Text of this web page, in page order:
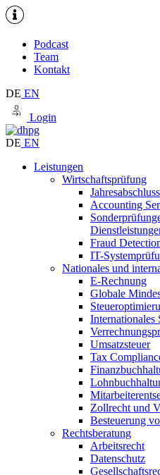
Podcast
Team
Kontakt
DE EN
Login
DE EN
Leistungen
Wirtschaftsprüfung
Accounting
Fraud
IT-
Nationales und
E-Rechnung
Globale
Internationales
Umsatzsteuer
Tax
Zollrecht und
Besteuerung
Rechtsberatung
Arbeitsrecht
Datenschutz